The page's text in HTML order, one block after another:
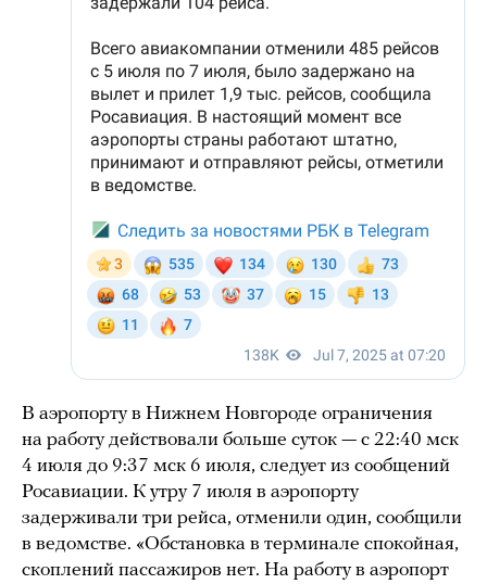
В аэропорту в Нижнем Новгороде ограничения
на работу действовали больше суток — с 22:40 мск
4 июля до 9:37 мск 6 июля, следует из сообщений
Росавиации. К утру 7 июля в аэропорту
задерживали три рейса, отменили один, сообщили
в ведомстве. «Обстановка в терминале спокойная,
скоплений пассажиров нет. На работу в аэропорт